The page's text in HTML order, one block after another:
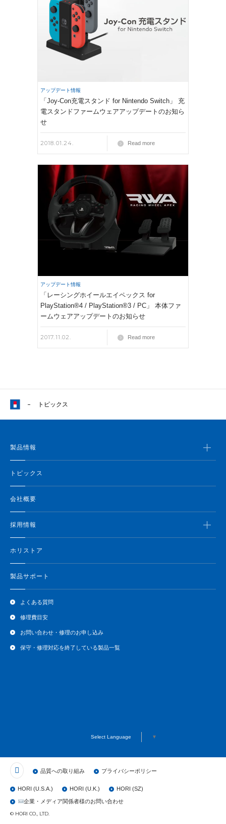
アップデート情報
「Joy-Con充電スタンド for Nintendo Switch」 充
電スタンドファームウェアアップデートのお知ら
せ
2018.01.24. Read more
アップデート情報
「レーシングホイールエイペックス for
PlayStation®4 / PlayStation®3 / PC」 本体ファ
ームウェアアップデートのお知らせ
2017.11.02. Read more
トピックス
製品情報
トピックス
会社概要
採用情報
ホリストア
製品サポート
よくある質問
修理費目安
お問い合わせ・修理のお申し込み
保守・修理対応を終了している製品一覧
Select Language ▼
品質への取り組み プライバシーポリシー
HORI (U.S.A.) HORI (U.K.) HORI (SZ)
企業・メディア関係者様のお問い合わせ
© HORI CO., LTD.